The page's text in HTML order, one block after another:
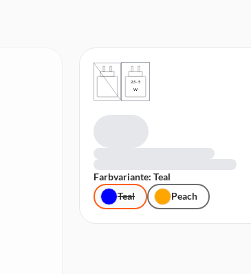
2,5 - 5
W
Farbvariante: Teal
Teal
Peach